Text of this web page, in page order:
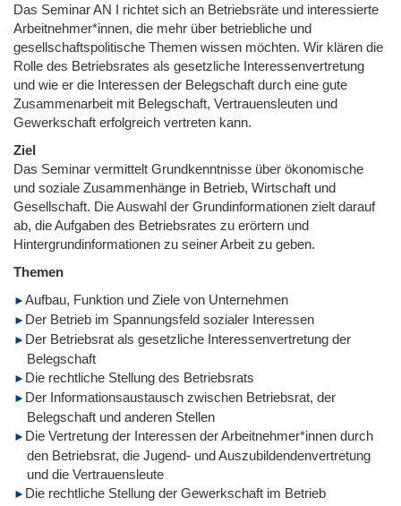
Das Seminar AN I richtet sich an Betriebsräte und interessierte
Arbeitnehmer*innen, die mehr über betriebliche und
gesellschaftspolitische Themen wissen möchten. Wir klären die
Rolle des Betriebsrates als gesetzliche Interessenvertretung
und wie er die Interessen der Belegschaft durch eine gute
Zusammenarbeit mit Belegschaft, Vertrauensleuten und
Gewerkschaft erfolgreich vertreten kann.
Ziel
Das Seminar vermittelt Grundkenntnisse über ökonomische
und soziale Zusammenhänge in Betrieb, Wirtschaft und
Gesellschaft. Die Auswahl der Grundinformationen zielt darauf
ab, die Aufgaben des Betriebsrates zu erörtern und
Hintergrundinformationen zu seiner Arbeit zu geben.
Themen
Aufbau, Funktion und Ziele von Unternehmen
Der Betrieb im Spannungsfeld sozialer Interessen
Der Betriebsrat als gesetzliche Interessenvertretung der
Belegschaft
Die rechtliche Stellung des Betriebsrats
Der Informationsaustausch zwischen Betriebsrat, der
Belegschaft und anderen Stellen
Die Vertretung der Interessen der Arbeitnehmer*innen durch
den Betriebsrat, die Jugend- und Auszubildendenvertretung
und die Vertrauensleute
Die rechtliche Stellung der Gewerkschaft im Betrieb